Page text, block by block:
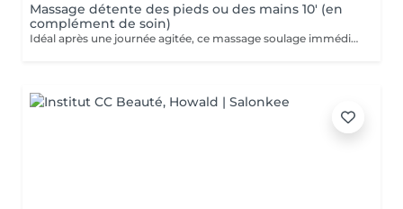
Massage détente des pieds ou des mains 10' (en
complément de soin)
Idéal après une journée agitée, ce massage soulage immédiatement vos pieds. Pourquoi ne pas profiter d'un massage des pieds pendant votre pose masque? Uniquement en complément d'un soin du visage.